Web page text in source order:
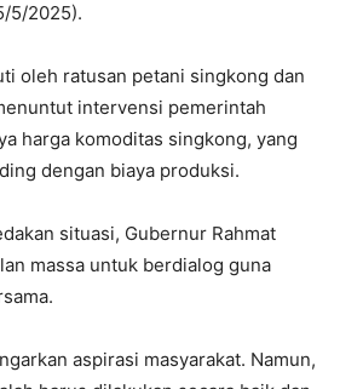
5/2025).
oleh ratusan petani singkong dan
intervensi pemerintah
harga komoditas singkong, yang
dengan biaya produksi.
situasi, Gubernur Rahmat
massa untuk berdialog guna
aspirasi masyarakat. Namun,